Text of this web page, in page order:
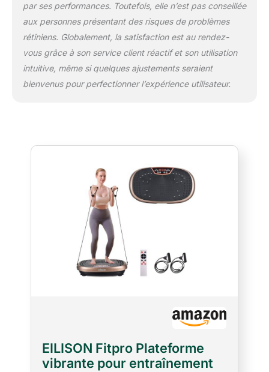
par ses performances. Toutefois, elle n’est pas conseillée
aux personnes présentant des risques de problèmes
rétiniens. Globalement, la satisfaction est au rendez-
vous grâce à son service client réactif et son utilisation
intuitive, même si quelques ajustements seraient
bienvenus pour perfectionner l’expérience utilisateur.
EILISON Fitpro Plateforme
vibrante pour entraînement